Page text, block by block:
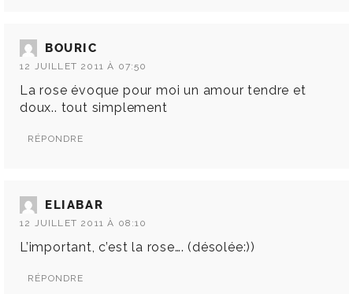
BOURIC
12 JUILLET 2011 À 07:50
La rose évoque pour moi un amour tendre et
doux.. tout simplement
RÉPONDRE
ELIABAR
12 JUILLET 2011 À 08:10
L’important, c’est la rose…. (désolée:))
RÉPONDRE